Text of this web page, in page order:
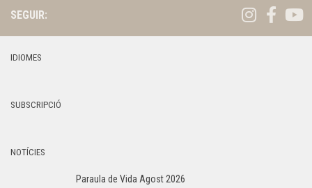
SEGUIR:
IDIOMES
SUBSCRIPCIÓ
NOTÍCIES
Paraula de Vida Agost 2026